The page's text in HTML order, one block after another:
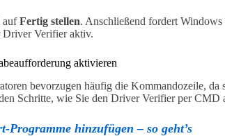
aufFertig stellen. Anschließend fordert
Driver Verifier aktiv.
aktivieren
bevorzugen häufig die Kommandozeile, da
Schritte, wie Sie den Driver Verifier per CMD
Programme hinzufügen – so geht’s